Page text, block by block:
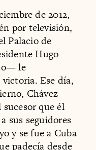
de 2012,
por televisión,
Palacio de
Hugo
le
Ese día,
Chávez
que él
sus seguidores
y se fue a Cuba
padecía desde